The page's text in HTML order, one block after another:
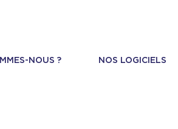
NOUS ? NOS LOGICIELS